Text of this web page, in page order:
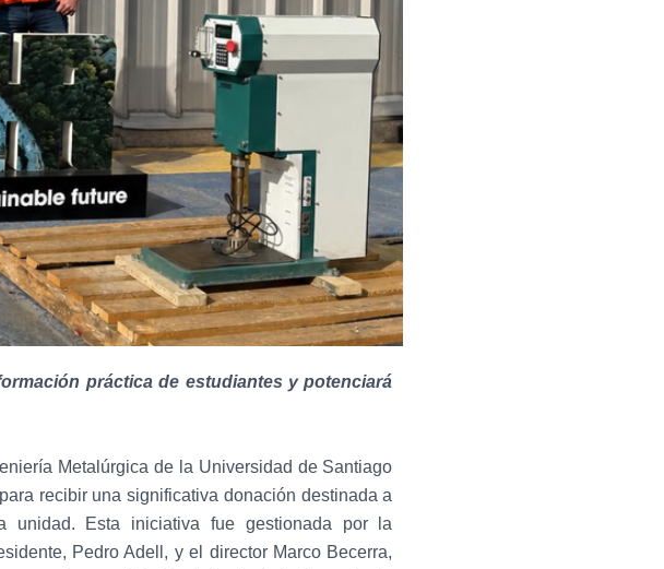
práctica de estudiantes y potenciará
Metalúrgica de la Universidad de Santiago
recibir una significativa donación destinada a
unidad. Esta iniciativa fue gestionada por la
Pedro Adell, y el director Marco Becerra,